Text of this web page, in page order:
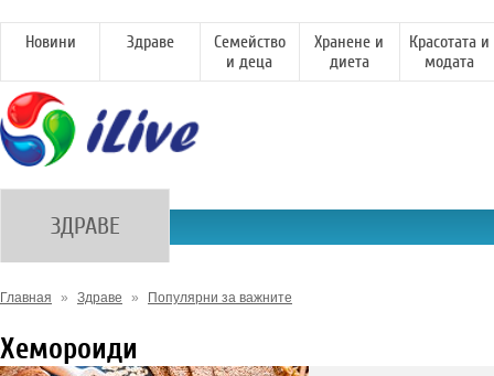
Новини Здраве
Семейство
и деца
Хранене и
диета
Красотата и
модата
ЗДРАВЕ
Главная » Здраве » Популярни за важните
Хемороиди